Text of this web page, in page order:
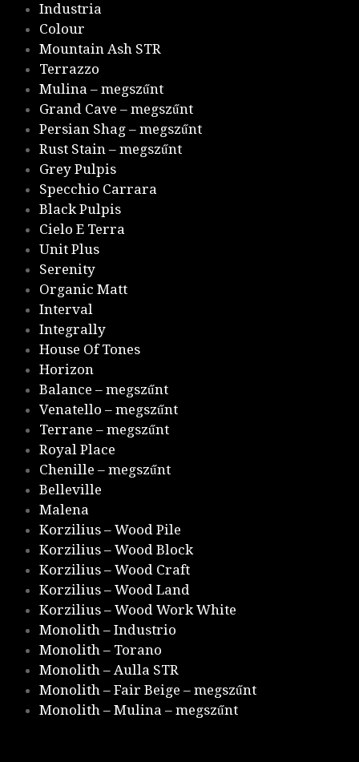
Industria
Colour
Mountain Ash STR
Terrazzo
Mulina – megszűnt
Grand Cave – megszűnt
Persian Shag – megszűnt
Rust Stain – megszűnt
Grey Pulpis
Specchio Carrara
Black Pulpis
Cielo E Terra
Unit Plus
Serenity
Organic Matt
Interval
Integrally
House Of Tones
Horizon
Balance – megszűnt
Venatello – megszűnt
Terrane – megszűnt
Royal Place
Chenille – megszűnt
Belleville
Malena
Korzilius – Wood Pile
Korzilius – Wood Block
Korzilius – Wood Craft
Korzilius – Wood Land
Korzilius – Wood Work White
Monolith – Industrio
Monolith – Torano
Monolith – Aulla STR
Monolith – Fair Beige – megszűnt
Monolith – Mulina – megszűnt